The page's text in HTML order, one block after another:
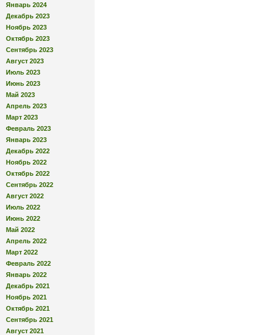
Январь 2024
Декабрь 2023
Ноябрь 2023
Октябрь 2023
Сентябрь 2023
Август 2023
Июль 2023
Июнь 2023
Май 2023
Апрель 2023
Март 2023
Февраль 2023
Январь 2023
Декабрь 2022
Ноябрь 2022
Октябрь 2022
Сентябрь 2022
Август 2022
Июль 2022
Июнь 2022
Май 2022
Апрель 2022
Март 2022
Февраль 2022
Январь 2022
Декабрь 2021
Ноябрь 2021
Октябрь 2021
Сентябрь 2021
Август 2021